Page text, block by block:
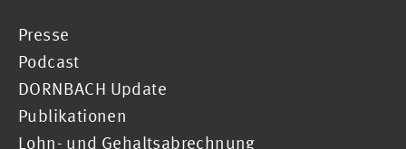
Presse
Podcast
DORNBACH Update
Publikationen
Lohn- und Gehaltsabrechnung